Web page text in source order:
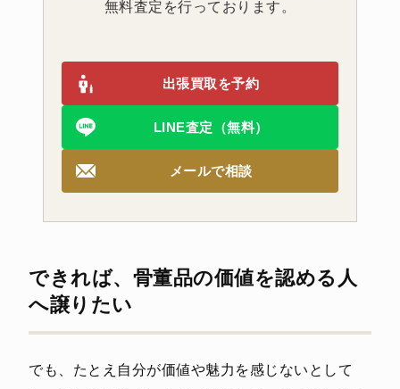
無料査定を行っております。
出張買取を予約
LINE査定（無料）
メールで相談
できれば、骨董品の価値を認める人
へ譲りたい
でも、たとえ自分が価値や魅力を感じないとして